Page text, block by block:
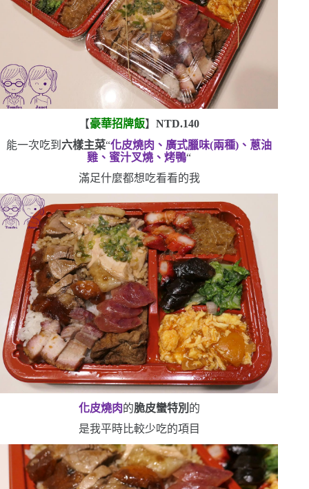
【豪華招牌飯】NTD.140
能一次吃到 六樣主菜“化皮燒肉、廣式臘味(兩種) 、蔥油
雞、蜜汁叉燒、烤鴨“
滿足什麼都想吃看看的我
化皮燒肉的脆皮蠻特別 的
是我平時比較少吃的項目